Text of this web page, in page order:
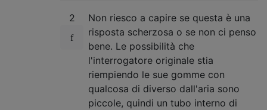
2
Non riesco a capire se questa è una
risposta scherzosa o se non ci penso
bene. Le possibilità che
l'interrogatore originale stia
riempiendo le sue gomme con
qualcosa di diverso dall'aria sono
piccole, quindi un tubo interno di